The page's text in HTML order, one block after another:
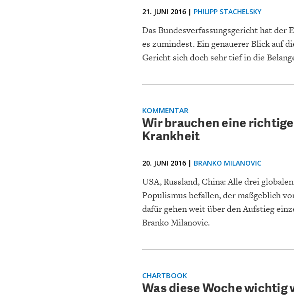
21. JUNI 2016 | PHILIPP STACHELSKY
Das Bundesverfassungsgericht hat der
es zumindest. Ein genauerer Blick auf
Gericht sich doch sehr tief in die
KOMMENTAR
Wir brauchen eine
Krankheit
20. JUNI 2016 | BRANKO MILANOVIC
USA, Russland, China: Alle drei
Populismus befallen, der maßgeblich
dafür gehen weit über den Aufstieg
Branko Milanovic.
CHARTBOOK
Was diese Woche wichtig